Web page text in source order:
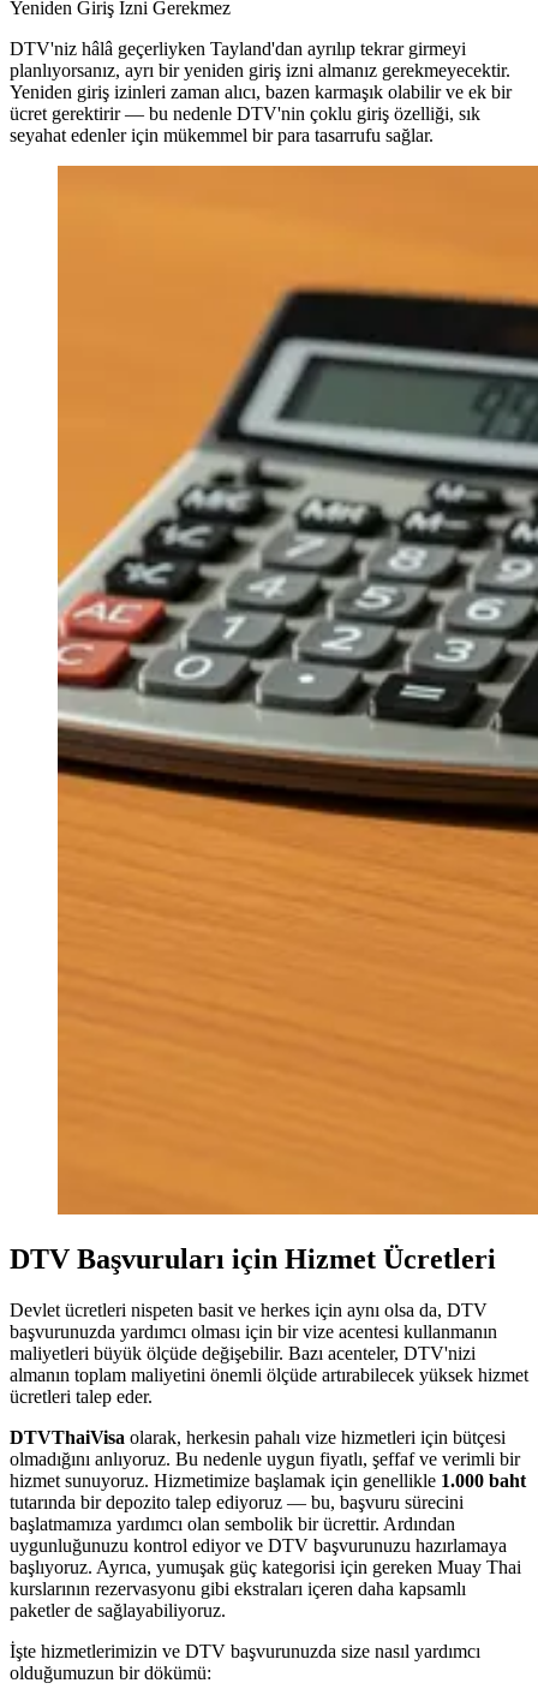
Yeniden Giriş İzni Gerekmez
DTV'niz hâlâ geçerliyken Tayland'dan ayrılıp tekrar girmeyi
planlıyorsanız, ayrı bir yeniden giriş izni almanız gerekmeyecektir.
Yeniden giriş izinleri zaman alıcı, bazen karmaşık olabilir ve ek bir
ücret gerektirir — bu nedenle DTV'nin çoklu giriş özelliği, sık
seyahat edenler için mükemmel bir para tasarrufu sağlar.
DTV Başvuruları için Hizmet Ücretleri
Devlet ücretleri nispeten basit ve herkes için aynı olsa da, DTV
başvurunuzda yardımcı olması için bir vize acentesi kullanmanın
maliyetleri büyük ölçüde değişebilir. Bazı acenteler, DTV'nizi
almanın toplam maliyetini önemli ölçüde artırabilecek yüksek hizmet
ücretleri talep eder.
DTVThaiVisa olarak, herkesin pahalı vize hizmetleri için bütçesi
olmadığını anlıyoruz. Bu nedenle uygun fiyatlı, şeffaf ve verimli bir
hizmet sunuyoruz. Hizmetimize başlamak için genellikle 1.000 baht
tutarında bir depozito talep ediyoruz — bu, başvuru sürecini
başlatmamıza yardımcı olan sembolik bir ücrettir. Ardından
uygunluğunuzu kontrol ediyor ve DTV başvurunuzu hazırlamaya
başlıyoruz. Ayrıca, yumuşak güç kategorisi için gereken Muay Thai
kurslarının rezervasyonu gibi ekstraları içeren daha kapsamlı
paketler de sağlayabiliyoruz.
İşte hizmetlerimizin ve DTV başvurunuzda size nasıl yardımcı
olduğumuzun bir dökümü: